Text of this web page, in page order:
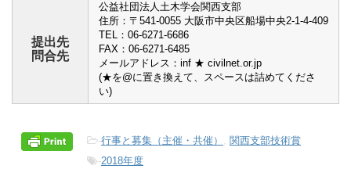
提出先
問合先
公益社団法人土木学会関西支部
住所：〒541-0055 大阪市中央区船場中央2-1-4-409
TEL：06-6271-6686
FAX：06-6271-6485
メールアドレス：inf ★ civilnet.or.jp
(★を@に置き換えて、スペースは詰めてくださ
い)
-行事と募集（主催・共催） , 関西支部技術賞
-2018年度